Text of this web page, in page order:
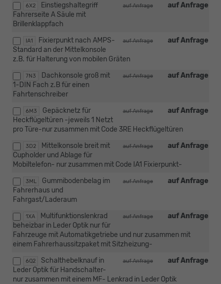
6X2 auf Anfrage
auf Anfrage
Einstiegshaltegriff
Fahrerseite A Säule mit
Brillenklappfach
IA1 auf Anfrage
auf Anfrage
Fixierpunkt nach AMPS-
Standard an der Mittelkonsole
z.B. für Halterung von mobilen Gräten
7N3 auf Anfrage
auf Anfrage
Dachkonsole groß mit
1-DIN Fach z.B für einen
Fahrtenschreiber
6M3 auf Anfrage
auf Anfrage
Gepäcknetz für
Heckflügeltüren -jeweils 1 Netzt
pro Türe-nur zusammen mit Code 3RE Heckflügeltüren
3D2 auf Anfrage
auf Anfrage
Mittelkonsole breit mit
Cupholder und Ablage für
Mobiltelefon- nur zusammen mit Code IA1 Fixierpunkt-
3ML auf Anfrage
auf Anfrage
Gummibodenbelag im
Fahrerhaus und
Fahrgast/Laderaum
1XA auf Anfrage
auf Anfrage
Multifunktionslenkrad
beheizbar in Leder Optik nur für
Fahrzeuge mit Automatikgetriebe und nur zusammen mit
einem Fahrerhaussitzpaket mit Sitzheizung-
6Q2 auf Anfrage
auf Anfrage
Schalthebelknauf in
Leder Optik für Handschalter-
nur zusammen mit einem MF- Lenkrad in Leder Optik